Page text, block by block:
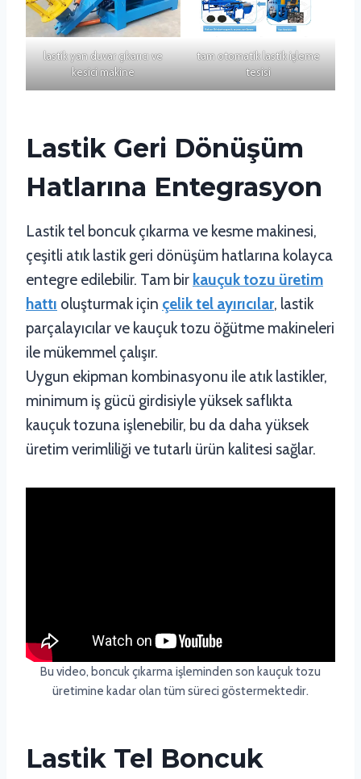
lastik yan duvar çıkarıcı ve
kesici makine
tam otomatik lastik işleme
tesisi
Lastik Geri Dönüşüm
Hatlarına Entegrasyon
Lastik tel boncuk çıkarma ve kesme makinesi,
çeşitli atık lastik geri dönüşüm hatlarına kolayca
entegre edilebilir. Tam bir kauçuk tozu üretim
hattı oluşturmak için çelik tel ayırıcılar, lastik
parçalayıcılar ve kauçuk tozu öğütme makineleri
ile mükemmel çalışır.
Uygun ekipman kombinasyonu ile atık lastikler,
minimum iş gücü girdisiyle yüksek saflıkta
kauçuk tozuna işlenebilir, bu da daha yüksek
üretim verimliliği ve tutarlı ürün kalitesi sağlar.
Bu video, boncuk çıkarma işleminden son kauçuk tozu
üretimine kadar olan tüm süreci göstermektedir.
Lastik Tel Boncuk